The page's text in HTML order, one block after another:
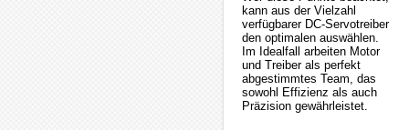
kann aus der Vielzahl
verfügbarer DC-Servotreiber
den optimalen auswählen.
Im Idealfall arbeiten Motor
und Treiber als perfekt
abgestimmtes Team, das
sowohl Effizienz als auch
Präzision gewährleistet.